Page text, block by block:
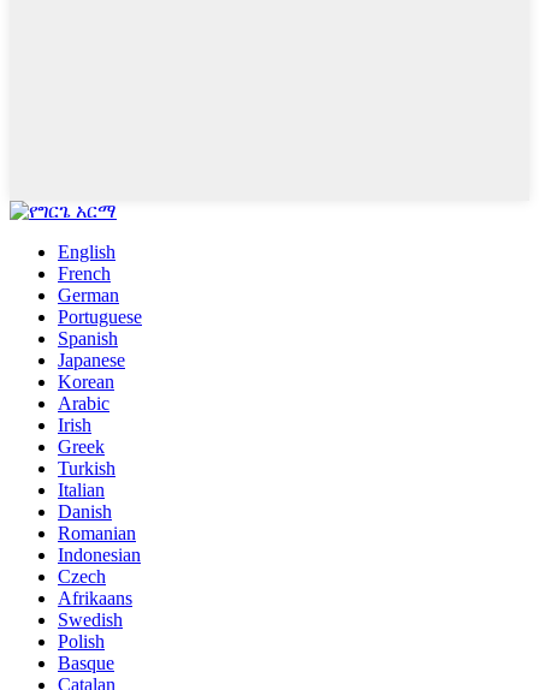
English
French
German
Portuguese
Spanish
Japanese
Korean
Arabic
Irish
Greek
Turkish
Italian
Danish
Romanian
Indonesian
Czech
Afrikaans
Swedish
Polish
Basque
Catalan